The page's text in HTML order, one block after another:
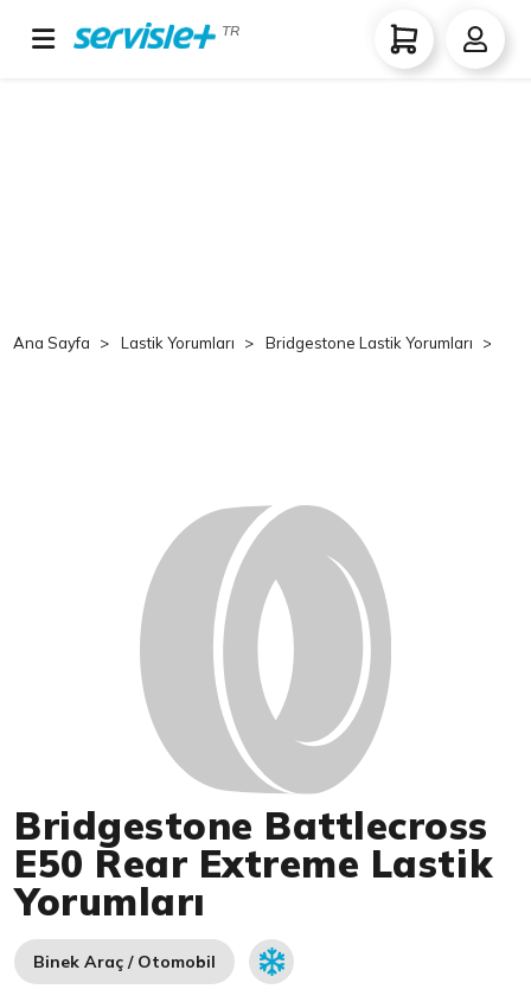
TR
Ana Sayfa Lastik Yorumları Bridgestone Lastik Yorumları
Bridgestone Battlecross
E50 Rear Extreme Lastik
Yorumları
Binek Araç / Otomobil